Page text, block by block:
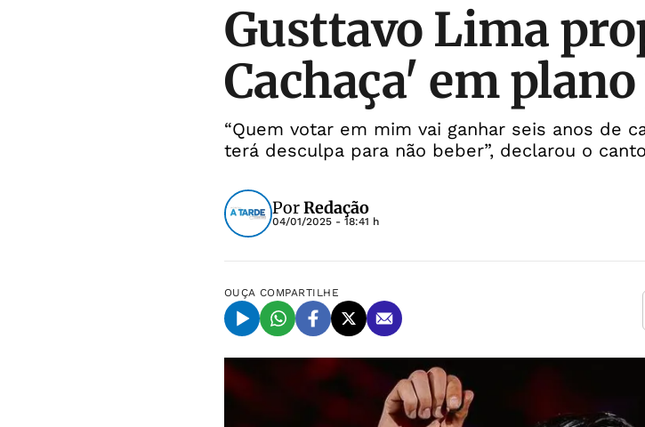
Gusttavo Lima
Cachaça' em
“Quem votar em mim vai ganhar seis anos de
terá desculpa para não beber”, declarou o
PorRedação
04/01/2025 - 18:41 h
OUÇA COMPARTILHE